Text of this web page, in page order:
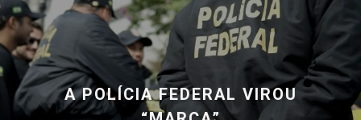
A POLÍCIA FEDERAL VIROU